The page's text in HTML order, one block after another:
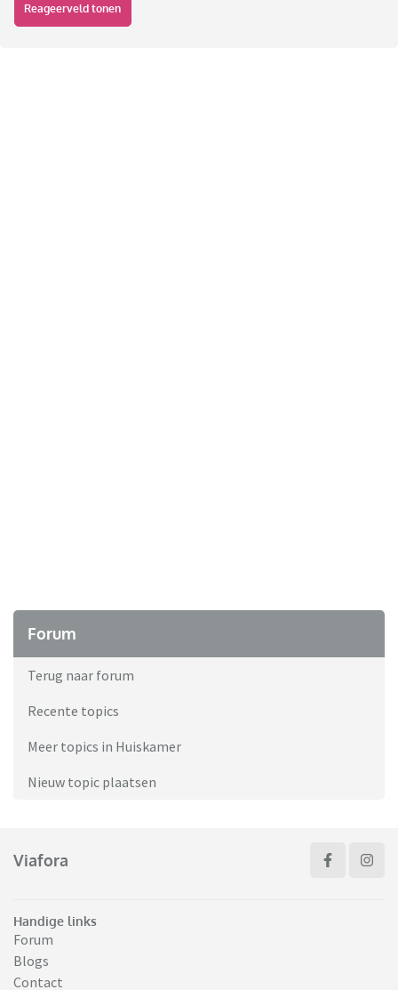
Reageerveld tonen
Forum
Terug naar forum
Recente topics
Meer topics in Huiskamer
Nieuw topic plaatsen
Viafora
Handige links
Forum
Blogs
Contact